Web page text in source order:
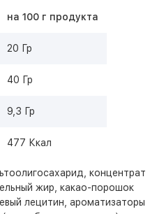
на 100 г продукта
20 Гр
40 Гр
9,3 Гр
477 Ккал
концентрат
жир, какао-порошок
лецитин, ароматизаторы